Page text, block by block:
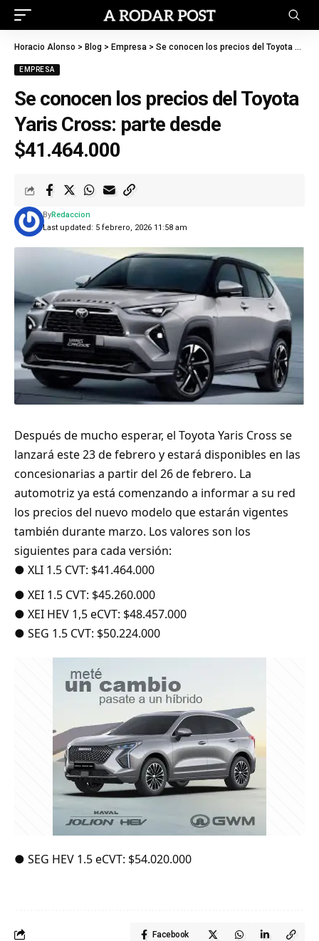
Horacio Alonso > Blog > Empresa > Se conocen los precios del Toyota Yaris Cross: parte desde $41.464.000
EMPRESA
Se conocen los precios del Toyota
Yaris Cross: parte desde
$41.464.000
Last updated: 5 febrero, 2026 11:58 am
ByRedaccion
Después de mucho esperar, el Toyota Yaris Cross se
lanzará este 23 de febrero y estará disponibles en las
concesionarias a partir del 26 de febrero. La
automotriz ya está comenzando a informar a su red
los precios del nuevo modelo que estarán vigentes
también durante marzo. Los valores son los
siguientes para cada versión:
● XLI 1.5 CVT: $41.464.000
● XEI 1.5 CVT: $45.260.000
● XEI HEV 1,5 eCVT: $48.457.000
● SEG 1.5 CVT: $50.224.000
● SEG HEV 1.5 eCVT: $54.020.000
Facebook